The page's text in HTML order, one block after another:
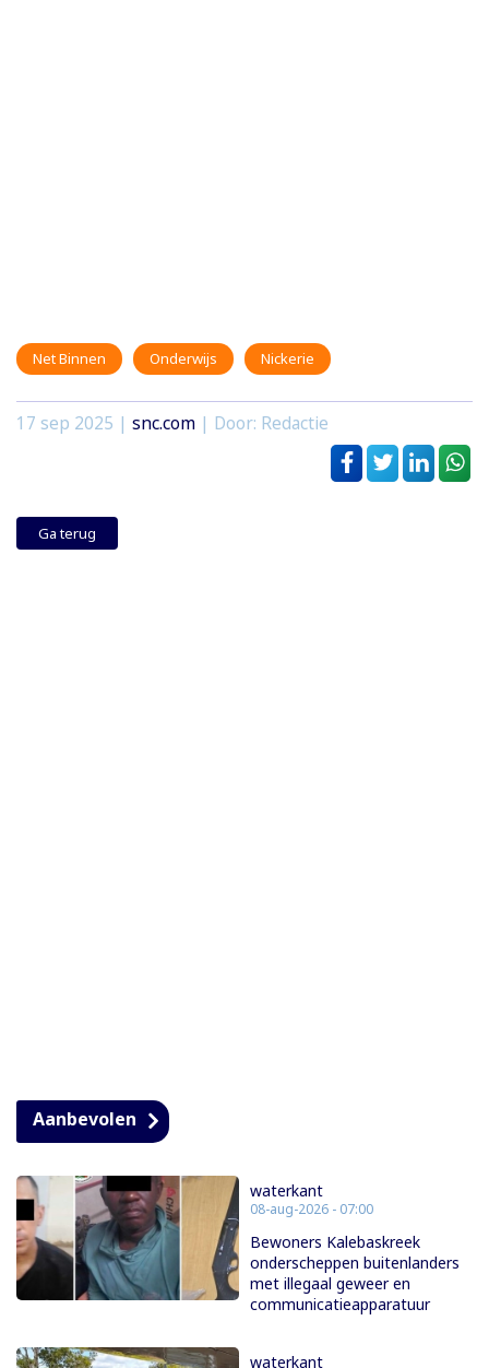
Net Binnen Onderwijs Nickerie
17 sep 2025 | snc.com | Door: Redactie
Ga terug
Aanbevolen
waterkant
08-aug-2026 - 07:00
Bewoners Kalebaskreek
onderscheppen buitenlanders
met illegaal geweer en
communicatieapparatuur
waterkant